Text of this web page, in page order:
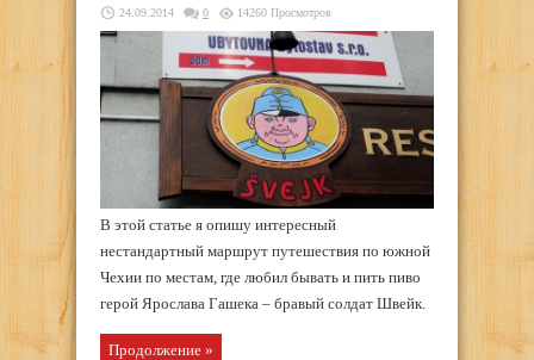
24.09.2014 0 14260 Просмотров
В этой статье я опишу интересный
нестандартный маршрут путешествия по южной
Чехии по местам, где любил бывать и пить пиво
герой Ярослава Гашека – бравый солдат Швейк.
Продолжение »